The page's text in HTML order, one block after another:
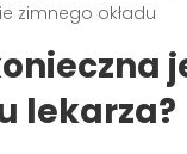
zimnego okładu
lekarza?